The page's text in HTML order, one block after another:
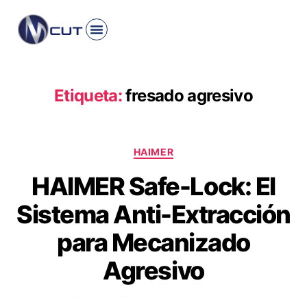
Etiqueta:fresado agresivo
HAIMER
HAIMER Safe-Lock: El
Sistema Anti-Extracción
para Mecanizado
Agresivo